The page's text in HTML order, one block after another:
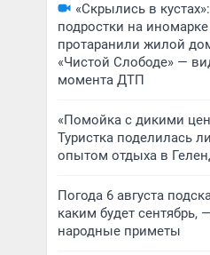
«Скрылись в кустах»:
подростки на иномарке
протаранили жилой
«Чистой Слободе» —
момента ДТП
«Помойка с дикими
Туристка поделилась
опытом отдыха в
Погода 6 августа
каким будет сентябрь, —
народные приметы